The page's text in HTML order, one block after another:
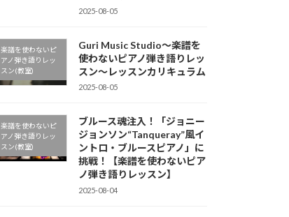
2025-08-05
楽譜を使わないピ
アノ弾き語りレッ
スン(教室)
Guri Music Studio〜楽譜を
使わないピアノ弾き語りレッ
スン〜レッスンカリキュラム
2025-08-05
楽譜を使わないピ
アノ弾き語りレッ
スン(教室)
ブルース魂注入！「ジョニー
ジョンソン“Tanqueray”風イ
ントロ・ブルースピアノ」に
挑戦！【楽譜を使わないピア
ノ弾き語りレッスン】
2025-08-04